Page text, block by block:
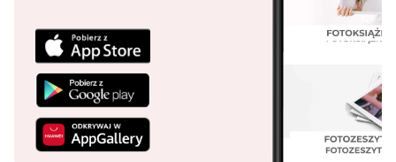
Fotoksiążka to coś więcej niż album fotograficzny. Już teraz
Twoimi najcenniejszymi fotografiami. Dzięki intuicyjnemu
oprogramowaniu dajemy Ci możliwość zaprojektowania
każdej strony Twojej książki – od dowolnego ułożenia zdjęć,
aż po wybór tła, ramki lub dodatkowych elementów